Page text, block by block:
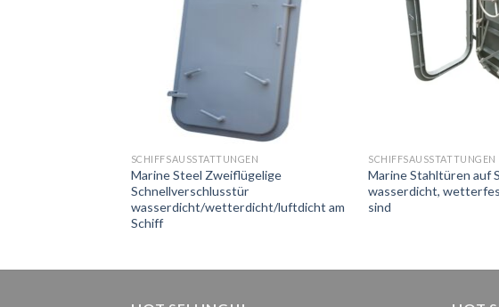
SCHIFFSAUSSTATTUNGEN
Marine Steel Zweiflügelige
Schnellverschlusstür
wasserdicht/wetterdicht/luftdicht am
Schiff
SCHIFFSAUSSTATTUNGEN
Marine Stahltüren auf
wasserdicht,
sind